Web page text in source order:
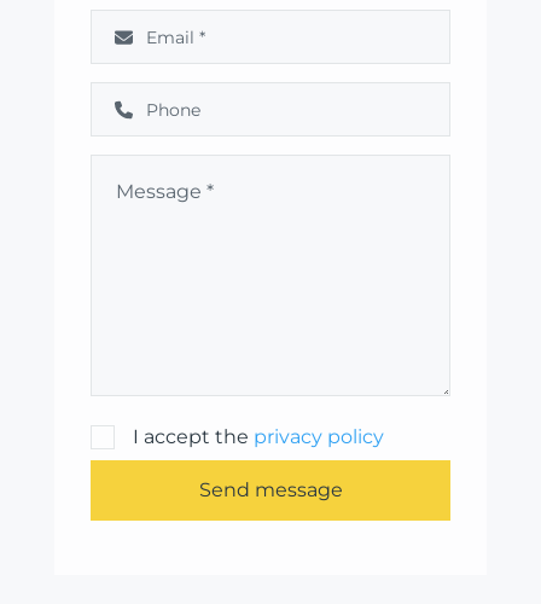
I accept the privacy policy
Send message